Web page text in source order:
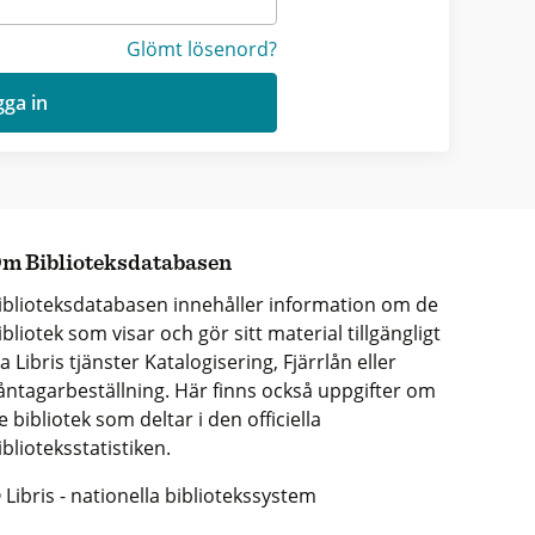
Glömt lösenord?
in
Biblioteksdatabasen
innehåller information om de
som visar och gör sitt material tillgängligt
Libris tjänster Katalogisering, Fjärrlån eller
Här finns också uppgifter om
bibliotek som deltar i den officiella
- nationella bibliotekssystem